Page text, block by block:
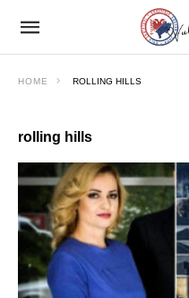
HOME ROLLING HILLS
rolling hills